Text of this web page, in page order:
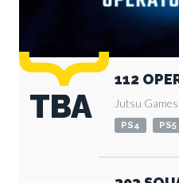
TBA
112
Jutsu Games
PS4 PS5